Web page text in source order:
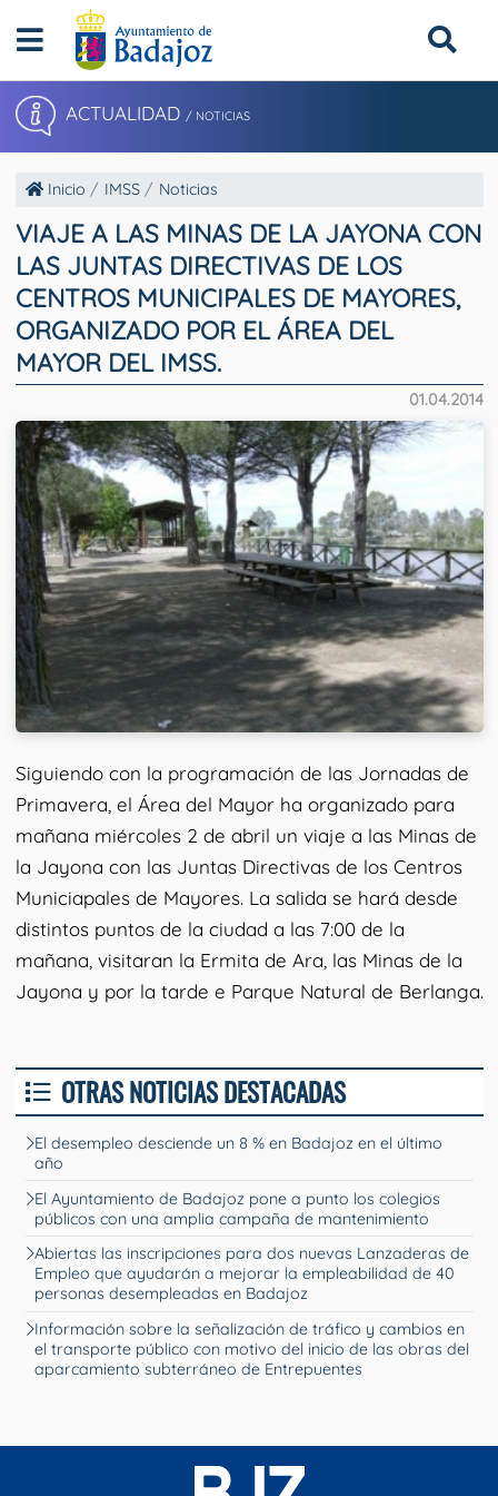
ACTUALIDAD / NOTICIAS
Inicio IMSS Noticias
VIAJE A LAS MINAS DE LA JAYONA CON
LAS JUNTAS DIRECTIVAS DE LOS
CENTROS MUNICIPALES DE MAYORES,
ORGANIZADO POR EL ÁREA DEL
MAYOR DEL IMSS.
01.04.2014
Siguiendo con la programación de las Jornadas de
Primavera, el Área del Mayor ha organizado para
mañana miércoles 2 de abril un viaje a las Minas de
la Jayona con las Juntas Directivas de los Centros
Municiapales de Mayores. La salida se hará desde
distintos puntos de la ciudad a las 7:00 de la
mañana, visitaran la Ermita de Ara, las Minas de la
Jayona y por la tarde e Parque Natural de Berlanga.
OTRAS NOTICIAS DESTACADAS
El desempleo desciende un 8 % en Badajoz en el último
año
El Ayuntamiento de Badajoz pone a punto los colegios
públicos con una amplia campaña de mantenimiento
Abiertas las inscripciones para dos nuevas Lanzaderas de
Empleo que ayudarán a mejorar la empleabilidad de 40
personas desempleadas en Badajoz
Información sobre la señalización de tráfico y cambios en
el transporte público con motivo del inicio de las obras del
aparcamiento subterráneo de Entrepuentes